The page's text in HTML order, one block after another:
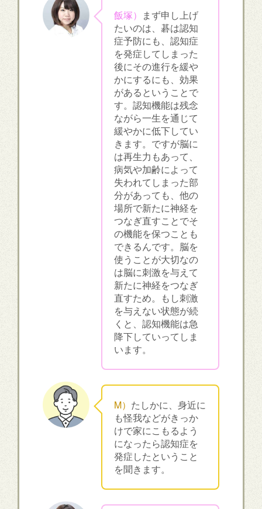
飯塚） まず申し上げ
たいのは、碁は認知
症予防にも、認知症
を発症してしまった
後にその進行を緩や
かにするにも、効果
があるということで
す。認知機能は残念
ながら一生を通じて
緩やかに低下してい
きます。ですが脳に
は再生力もあって、
病気や加齢によって
失われてしまった部
分があっても、他の
場所で新たに神経を
つなぎ直すことでそ
の機能を保つことも
できるんです。脳を
使うことが大切なの
は脳に刺激を与えて
新たに神経をつなぎ
直すため。もし刺激
を与えない状態が続
くと、認知機能は急
降下していってしま
います。
M） たしかに、身近に
も怪我などがきっか
けで家にこもるよう
になったら認知症を
発症したということ
を聞きます。